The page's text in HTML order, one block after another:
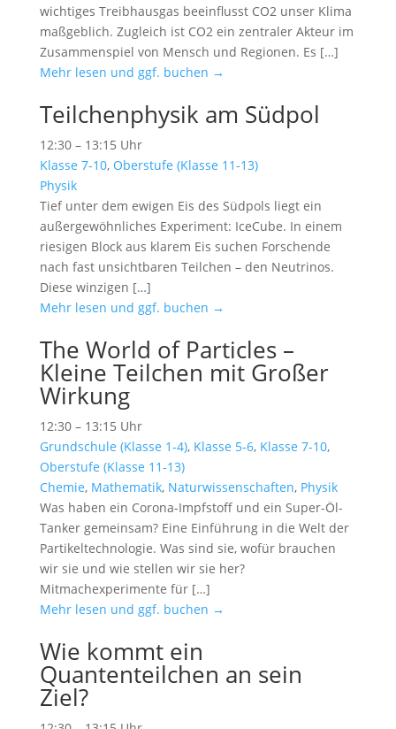
wichtiges Treibhausgas beeinflusst CO2 unser Klima
maßgeblich. Zugleich ist CO2 ein zentraler Akteur im
Zusammenspiel von Mensch und Regionen. Es […]
Mehr lesen und ggf. buchen →
Teilchenphysik am Südpol
12:30 – 13:15 Uhr
Klasse 7-10, Oberstufe (Klasse 11-13)
Physik
Tief unter dem ewigen Eis des Südpols liegt ein
außergewöhnliches Experiment: IceCube. In einem
riesigen Block aus klarem Eis suchen Forschende
nach fast unsichtbaren Teilchen – den Neutrinos.
Diese winzigen […]
Mehr lesen und ggf. buchen →
The World of Particles –
Kleine Teilchen mit Großer
Wirkung
12:30 – 13:15 Uhr
Grundschule (Klasse 1-4), Klasse 5-6, Klasse 7-10,
Oberstufe (Klasse 11-13)
Chemie, Mathematik, Naturwissenschaften, Physik
Was haben ein Corona-Impfstoff und ein Super-Öl-
Tanker gemeinsam? Eine Einführung in die Welt der
Partikeltechnologie. Was sind sie, wofür brauchen
wir sie und wie stellen wir sie her?
Mitmachexperimente für […]
Mehr lesen und ggf. buchen →
Wie kommt ein
Quantenteilchen an sein
Ziel?